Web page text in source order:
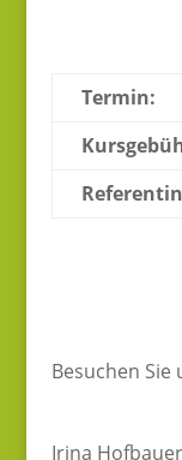
Termin:
Besuchen Sie
Irina Hofbauer